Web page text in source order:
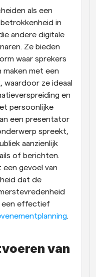
AI-gestuurde
nieuws en updates
minuten
met meerdere mensen
er iets gebeurt
als een
in
andere digitale
Ze bieden
waar sprekers
met een
ze ideaal
en
persoonlijke
een presentator
spreekt,
aanzienlijk
of berichten.
gevoel van
dat de
een effectief
.
van